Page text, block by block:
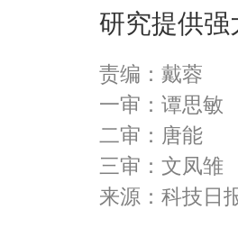
研究提供强
责编：戴蓉
一审：谭思敏
二审：唐能
三审：文凤雏
来源：科技日